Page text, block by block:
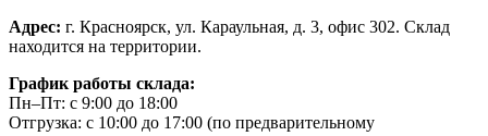
Адрес: г. Красноярск, ул. Караульная, д. 3, офис 302. Склад
находится на территории.
График работы склада:
Пн–Пт: с 9:00 до 18:00
Отгрузка: с 10:00 до 17:00 (по предварительному